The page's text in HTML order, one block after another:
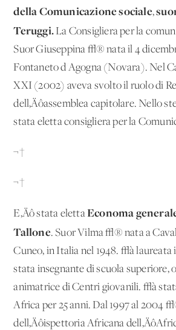
della Comunicazione sociale,
Teruggi.La Consigliera per la
Suor Giuseppina √® nata il 4
Fontaneto d'Agogna (Novara). Nel
XXI (2002) aveva svolto il ruolo di
dell‚Äôassemblea capitolare. Nello
stata eletta consigliera per la
¬†
¬†
E‚Äô stata elettaEconoma
Tallone. Suor Vilma √® nata a
Cuneo, in Italia nel 1948. √à
stata insegnante di scuola superiore,
animatrice di Centri giovanili. √à
Africa per 25 anni. Dal 1997 al 2004
dell‚Äôispettoria Africana